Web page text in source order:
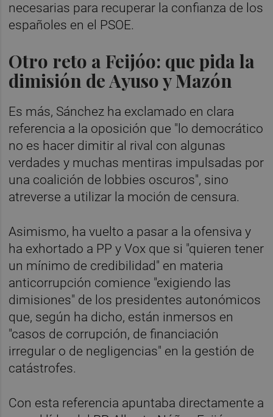
necesarias para recuperar la confianza de los
españoles en el PSOE.
Otro reto a Feijóo: que pida la
dimisión de Ayuso y Mazón
Es más, Sánchez ha exclamado en clara
referencia a la oposición que "lo democrático
no es hacer dimitir al rival con algunas
verdades y muchas mentiras impulsadas por
una coalición de lobbies oscuros", sino
atreverse a utilizar la moción de censura.
Asimismo, ha vuelto a pasar a la ofensiva y
ha exhortado a PP y Vox que si "quieren tener
un mínimo de credibilidad" en materia
anticorrupción comience "exigiendo las
dimisiones" de los presidentes autonómicos
que, según ha dicho, están inmersos en
"casos de corrupción, de financiación
irregular o de negligencias" en la gestión de
catástrofes.
Con esta referencia apuntaba directamente a